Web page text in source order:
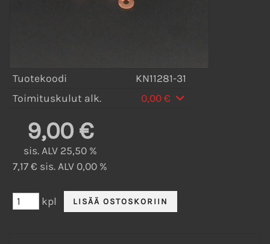
Tuotekoodi
KN11281-31
Toimituskulut alk.
0,00 €
9,00 €
sis. ALV 25,50 %
7,17 € sis. ALV 0,00 %
kpl